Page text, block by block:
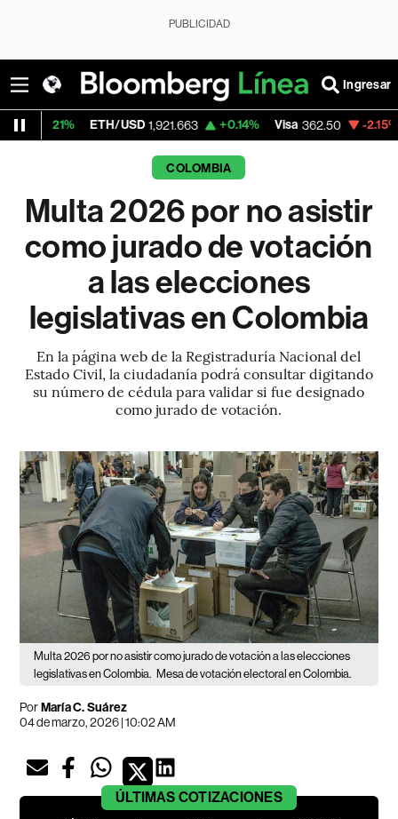
PUBLICIDAD
Ingresar
ETH/USD 1,921.663 +0.14% Visa 362.50 -2.15%
COLOMBIA
Multa 2026 por no asistir
como jurado de votación
a las elecciones
legislativas en Colombia
En la página web de la Registraduría Nacional del
Estado Civil, la ciudadanía podrá consultar digitando
su número de cédula para validar si fue designado
como jurado de votación.
Multa 2026 por no asistir como jurado de votación a las elecciones
legislativas en Colombia. Mesa de votación electoral en Colombia.
PorMaría C. Suárez
04 de marzo, 2026 | 10:02 AM
ÚLTIMAS COTIZACIONES